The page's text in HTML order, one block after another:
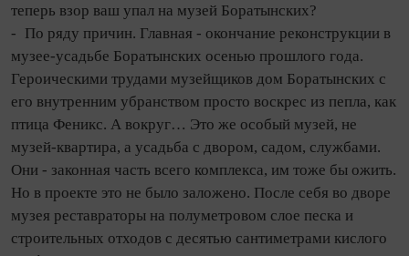
теперь взор ваш упал на музей Боратынских?
- По ряду причин. Главная - окончание реконструкции в
музее‑усадьбе Боратынских осенью прошлого года.
Героическими трудами музейщиков дом Боратынских с
его внутренним убранством просто воскрес из пепла, как
птица Феникс. А вокруг… Это же особый музей, не
музей‑квартира, а усадьба с двором, садом, службами.
Они - законная часть всего комплекса, им тоже бы ожить.
Но в проекте это не было заложено. После себя во дворе
музея реставраторы на полуметровом слое песка и
строи­тель­ных отходов с десятью сантиметрами кислого